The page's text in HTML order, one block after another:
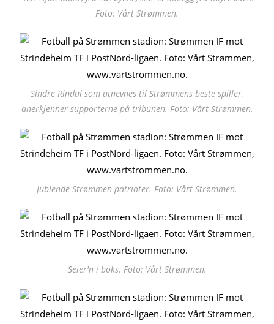
Foto: Vårt Strømmen.
Sindre Rindal som utnevnes til Strømmens beste spiller,
anerkjenner supporterne på tribunen. Foto: Vårt Strømmen.
Jublende Strømmen-patrioter. Foto: Vårt Strømmen.
Seier'n i boks. Foto: Vårt Strømmen.